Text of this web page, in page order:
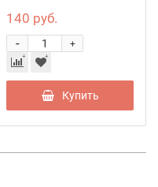
140 руб.
+
-
Купить